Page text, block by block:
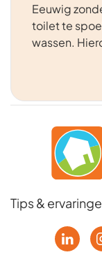
Eeuwig
toilet te
wassen.
Tips &